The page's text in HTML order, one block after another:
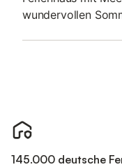
wundervollen
145.000 deutsche